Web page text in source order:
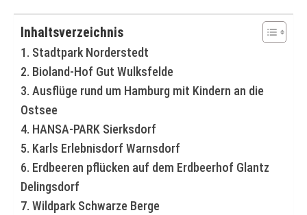
Inhaltsverzeichnis
1. Stadtpark Norderstedt
2. Bioland-Hof Gut Wulksfelde
3. Ausflüge rund um Hamburg mit Kindern an die
Ostsee
4. HANSA-PARK Sierksdorf
5. Karls Erlebnisdorf Warnsdorf
6. Erdbeeren pflücken auf dem Erdbeerhof Glantz
Delingsdorf
7. Wildpark Schwarze Berge